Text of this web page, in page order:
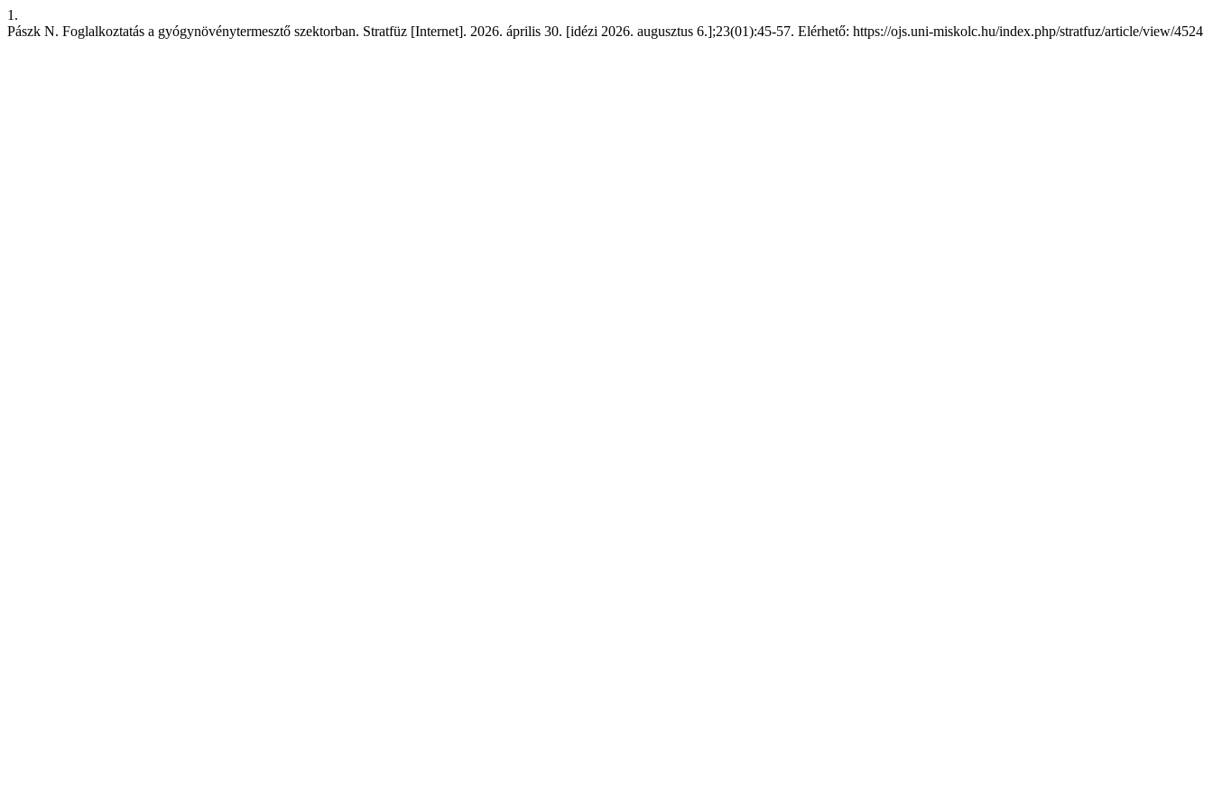
1.
Pászk N. Foglalkoztatás a gyógynövénytermesztő szektorban. Stratfüz [Internet]. 2026. április 30. [idézi 2026. augusztus 6.];23(01):45-57. Elérhető: https://ojs.uni-miskolc.hu/index.php/stratfuz/article/view/4524